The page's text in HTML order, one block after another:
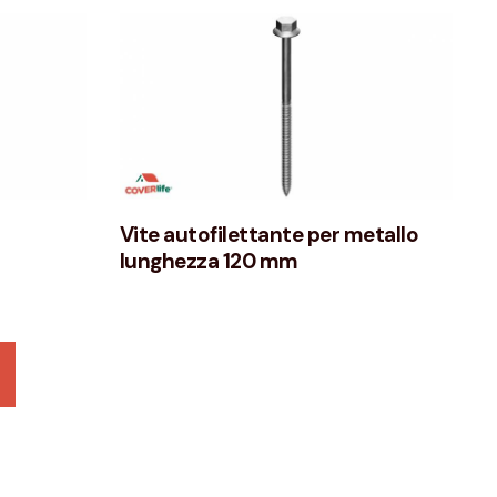
Vite autofilettante per metallo
lunghezza 120 mm